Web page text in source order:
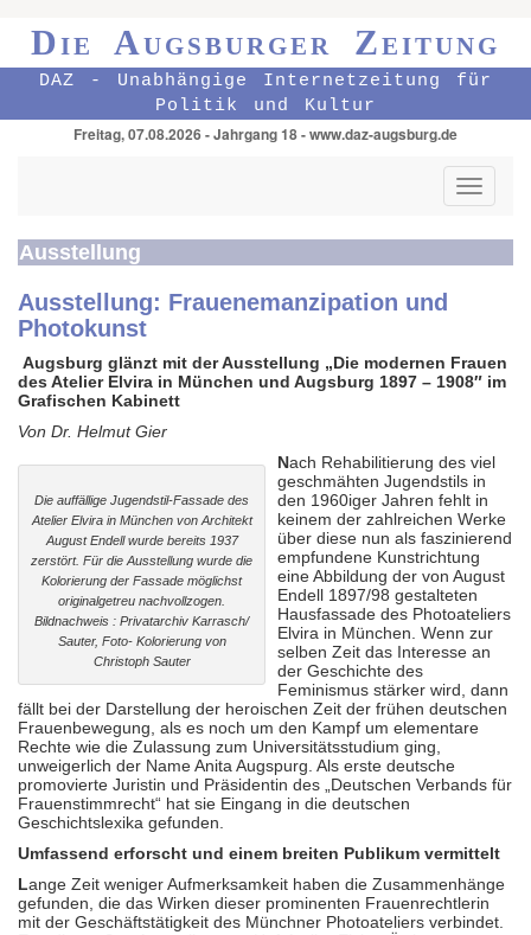
Die Augsburger Zeitung
DAZ - Unabhängige Internetzeitung für
Politik und Kultur
Freitag, 07.08.2026 - Jahrgang 18 - www.daz-augsburg.de
Toggle
Ausstellung
Ausstellung: Frauenemanzipation und
Photokunst
Augsburg glänzt mit der Ausstellung „Die modernen Frauen
des Atelier Elvira in München und Augsburg 1897 – 1908″ im
Grafischen Kabinett
Von Dr. Helmut Gier
Die auffällige Jugendstil-Fassade des
Atelier Elvira in München von Architekt
August Endell wurde bereits 1937
zerstört. Für die Ausstellung wurde die
Kolorierung der Fassade möglichst
originalgetreu nachvollzogen.
Bildnachweis : Privatarchiv Karrasch/
Sauter, Foto- Kolorierung von
Christoph Sauter
Nach Rehabilitierung des viel
geschmähten Jugendstils in
den 1960iger Jahren fehlt in
keinem der zahlreichen Werke
über diese nun als faszinierend
empfundene Kunstrichtung
eine Abbildung der von August
Endell 1897/98 gestalteten
Hausfassade des Photoateliers
Elvira in München. Wenn zur
selben Zeit das Interesse an
der Geschichte des
Feminismus stärker wird, dann
fällt bei der Darstellung der heroischen Zeit der frühen deutschen
Frauenbewegung, als es noch um den Kampf um elementare
Rechte wie die Zulassung zum Universitätsstudium ging,
unweigerlich der Name Anita Augspurg. Als erste deutsche
promovierte Juristin und Präsidentin des „Deutschen Verbands für
Frauenstimmrecht“ hat sie Eingang in die deutschen
Geschichtslexika gefunden.
Umfassend erforscht und einem breiten Publikum vermittelt
Lange Zeit weniger Aufmerksamkeit haben die Zusammenhänge
gefunden, die das Wirken dieser prominenten Frauenrechtlerin
mit der Geschäftstätigkeit des Münchner Photoateliers verbindet.